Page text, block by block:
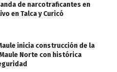
de narcotraficantes en
en Talca y Curicó
inicia construcción de la
Norte con histórica